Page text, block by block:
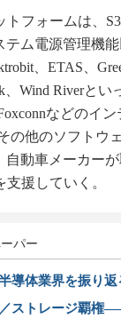
フォームは、
ム電源管理機能
、ETAS、
、Wind Riverと
などのイ
の他のソフトウ
自動車メーカー
支援していく。
パー
導体業界を振り
ストレージ覇権